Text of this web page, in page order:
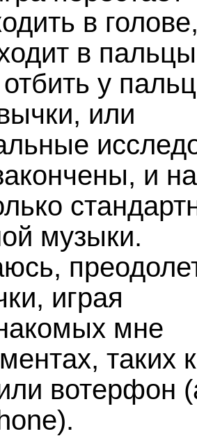
в
в
у
или
и
музыки.
играя
мне
таких
вотерфон